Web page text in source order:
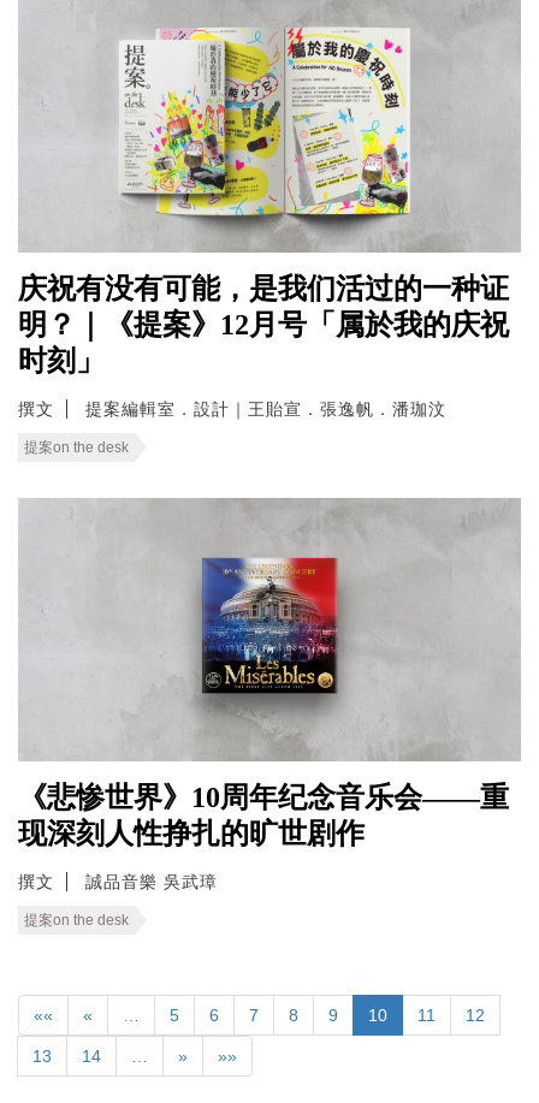
庆祝有没有可能，是我们活过的一种证
明？｜《提案》12月号「属於我的庆祝
时刻」
撰文 提案編輯室．設計｜王貽宣．張逸帆．潘珈汶
提案on the desk
《悲惨世界》10周年纪念音乐会——重
现深刻人性挣扎的旷世剧作
撰文 誠品音樂 吳武璋
提案on the desk
«« « 5 6 7 8 9 10 11 12
13 14 » »»